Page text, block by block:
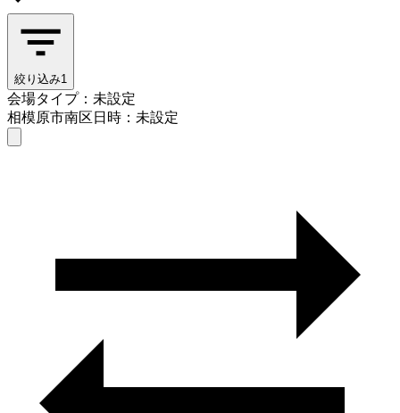
絞り込み1
会場タイプ：未設定
相模原市南区日時：未設定